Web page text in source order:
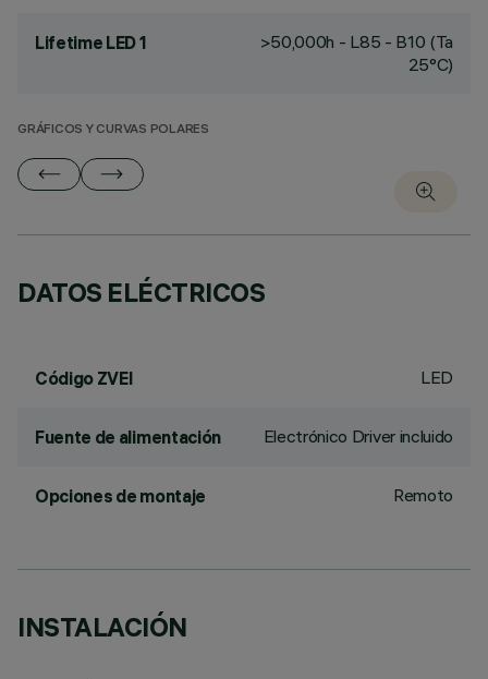
Lifetime LED 1
>50,000h - L85 - B10 (Ta
25°C)
GRÁFICOS Y CURVAS POLARES
DATOS ELÉCTRICOS
Código ZVEI LED
Fuente de alimentación Electrónico Driver incluido
Opciones de montaje Remoto
INSTALACIÓN